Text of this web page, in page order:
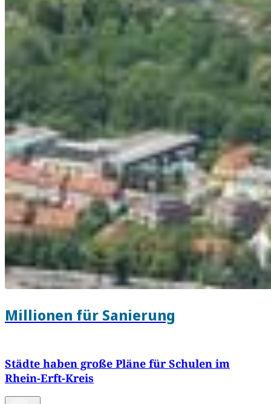
Millionen für Sanierung
Städte haben große Pläne für Schulen im
Rhein-Erft-Kreis